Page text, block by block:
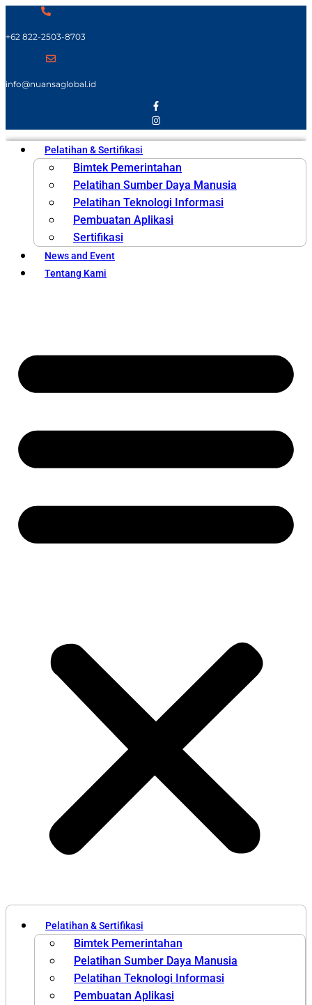
+62 822-2503-8703
info@nuansaglobal.id
Pelatihan & Sertifikasi
Bimtek Pemerintahan
Pelatihan Sumber Daya Manusia
Pelatihan Teknologi Informasi
Pembuatan Aplikasi
Sertifikasi
News and Event
Tentang Kami
Pelatihan & Sertifikasi
Bimtek Pemerintahan
Pelatihan Sumber Daya Manusia
Pelatihan Teknologi Informasi
Pembuatan Aplikasi